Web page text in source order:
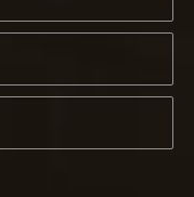
Neuigkeiten für